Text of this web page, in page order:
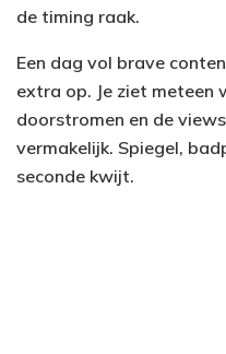
de timing raak.
Een dag vol brave
extra op. Je ziet meteen
doorstromen en de
vermakelijk. Spiegel,
seconde kwijt.